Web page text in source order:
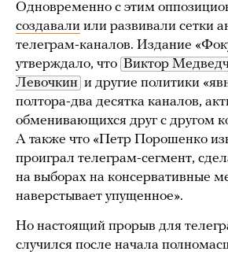
Одновременно с этим
создавали или развивали сетки
телеграм-каналов. Издание
утверждало, что Виктор
Левочкин и другие политики
полтора-два десятка каналов,
обменивающихся друг с другом
А также что «Петр Порошенко
проиграл телеграм-сегмент,
на выборах на консервативные
наверстывает упущенное».
Но настоящий прорыв для
случился после начала